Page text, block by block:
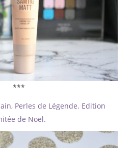
***
Perles de Légende. Edition
de Noël.